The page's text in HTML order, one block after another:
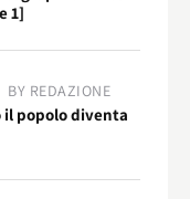
1]
BY REDAZIONE
il popolo diventa